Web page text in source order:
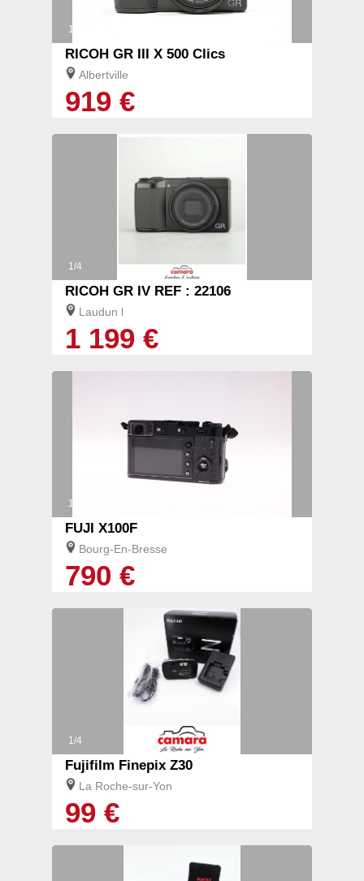
1/6
RICOH GR III X 500 Clics
Albertville
919 €
1/4
RICOH GR IV REF : 22106
Laudun l
1 199 €
1/2
FUJI X100F
Bourg-En-Bresse
790 €
1/4
Fujifilm Finepix Z30
La Roche-sur-Yon
99 €